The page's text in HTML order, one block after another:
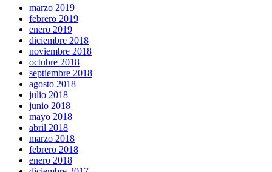
marzo 2019
febrero 2019
enero 2019
diciembre 2018
noviembre 2018
octubre 2018
septiembre 2018
agosto 2018
julio 2018
junio 2018
mayo 2018
abril 2018
marzo 2018
febrero 2018
enero 2018